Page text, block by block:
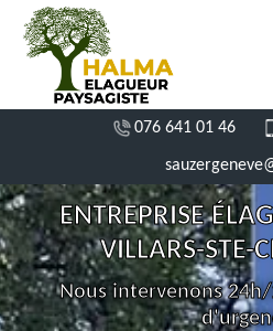
076 641 01 46
ENTREPRISE
VILLARS-STE-
Nous intervenons